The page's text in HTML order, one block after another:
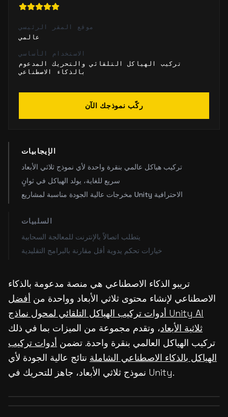
موقع المقر الرئيسي
عالمي
الاستخدام الأساسي
تركيب الهياكل التلقائي والتحريك المدعوم
بالذكاء الاصطناعي
ركّب نموذجك الآن
الإيجابيات
تركيب هياكل عالمي بنقرة واحدة لأي نموذج ثلاثي الأبعاد
سريع للغاية، يولد الهياكل في ثوانٍ
مخرجات عالية الجودة مناسبة لمشاريع Unity الاحترافية
السلبيات
يتطلب اتصالاً بالإنترنت للمعالجة السحابية
خيارات تحكم يدوية أقل مقارنة بالبرامج التقليدية
تريبو الذكاء الاصطناعي هي منصة مدعومة بالذكاء
الاصطناعي لإنشاء محتوى ثلاثي الأبعاد وواحدة من أفضل
أدوات تركيب الهياكل التلقائي لمحول نماذج Unity AI
ثلاثية الأبعاد، وتقدم مجموعة من الميزات بما في ذلك
تركيب الهياكل العالمي بنقرة واحدة. تضمن أدوات تركيب
الهياكل بالذكاء الاصطناعي الشاملة نتائج عالية الجودة لأي
نموذج ثلاثي الأبعاد، جاهز للتحريك في Unity.